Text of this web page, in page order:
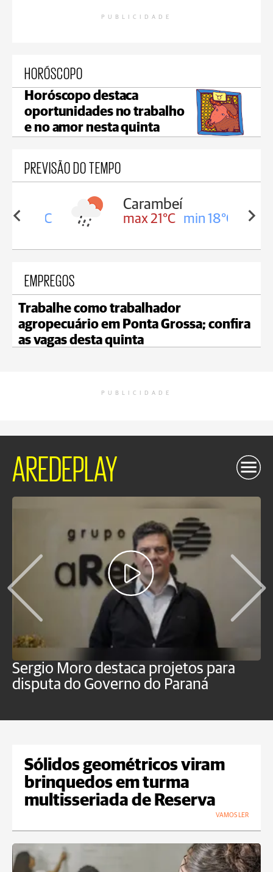
PUBLICIDADE
HORÓSCOPO
Horóscopo destaca
oportunidades no trabalho
e no amor nesta quinta
PREVISÃO DO TEMPO
18°C
Carambeí
max 21°C min 18°C
EMPREGOS
Trabalhe como trabalhador
agropecuário em Ponta Grossa; confira
as vagas desta quinta
PUBLICIDADE
AREDEPLAY
Sergio Moro destaca projetos para
disputa do Governo do Paraná
Sólidos geométricos viram
brinquedos em turma
multisseriada de Reserva
VAMOS LER